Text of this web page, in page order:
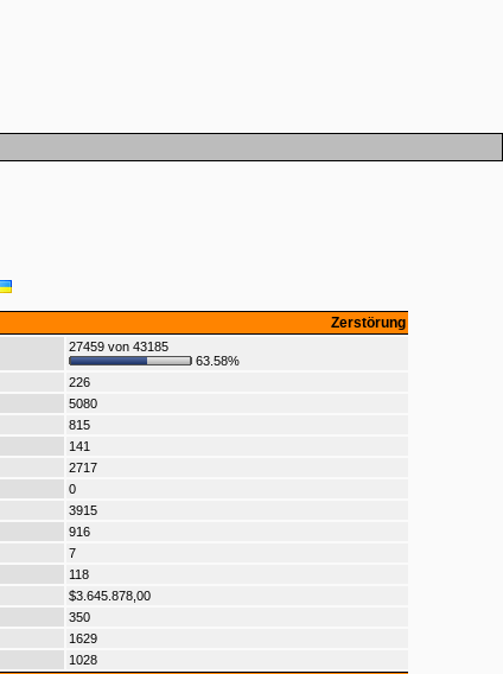
Zerstörung
27459 von 43185
63.58%
226
5080
815
141
2717
0
3915
916
7
118
$3.645.878,00
350
1629
1028